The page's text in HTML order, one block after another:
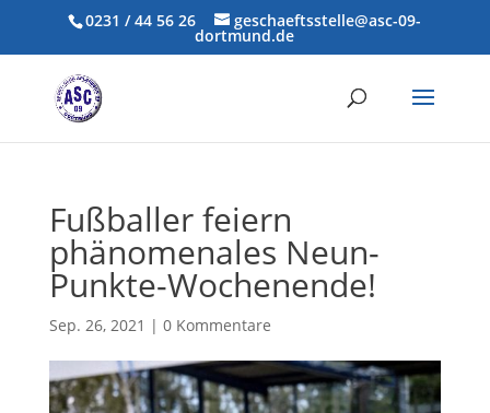
0231 / 44 56 26 geschaeftsstelle@asc-09-
dortmund.de
Fußballer feiern
phänomenales Neun-
Punkte-Wochenende!
Sep. 26, 2021 | 0 Kommentare